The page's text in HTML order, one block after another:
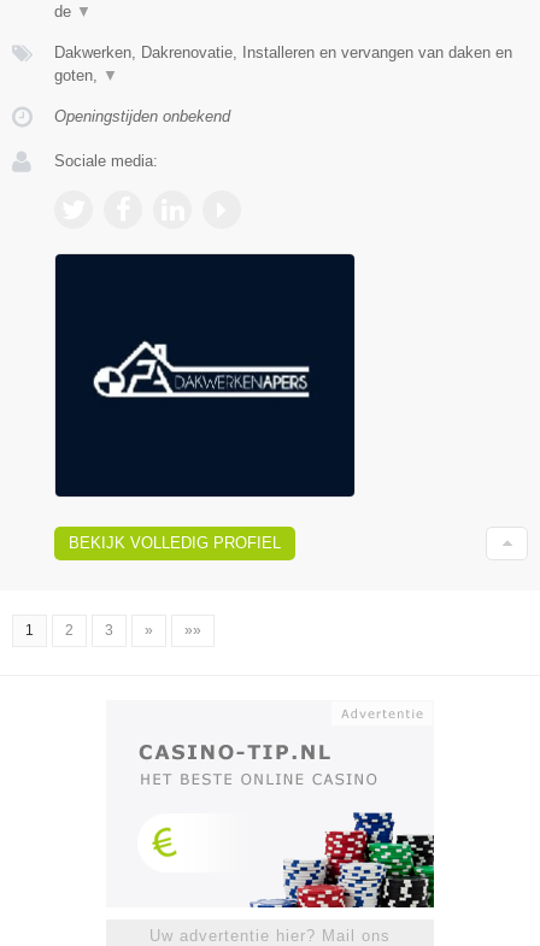
de ▼
Dakwerken, Dakrenovatie, Installeren en vervangen van daken en
goten, ▼
Openingstijden onbekend
Sociale media:
BEKIJK VOLLEDIG PROFIEL
1 2 3 » »»
Uw advertentie hier? Mail ons